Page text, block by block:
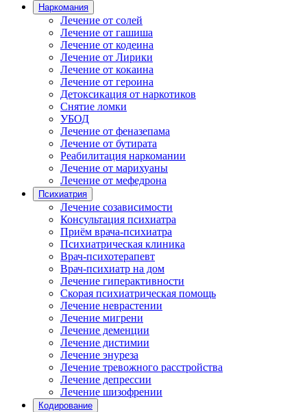
Наркомания
Лечение от солей
Лечение от гашиша
Лечение от кодеина
Лечение от Лирики
Лечение от кокаина
Лечение от героина
Детоксикация от наркотиков
Снятие ломки
УБОД
Лечение от феназепама
Лечение от бутирата
Реабилитация наркомании
Лечение от марихуаны
Лечение от мефедрона
Психиатрия
Лечение созависимости
Консультация психиатра
Приём врача-психиатра
Психиатрическая клиника
Врач-психотерапевт
Врач-психиатр на дом
Лечение гиперактивности
Скорая психиатрическая помощь
Лечение неврастении
Лечение мигрени
Лечение деменции
Лечение дистимии
Лечение энуреза
Лечение тревожного расстройства
Лечение депрессии
Лечение шизофрении
Кодирование